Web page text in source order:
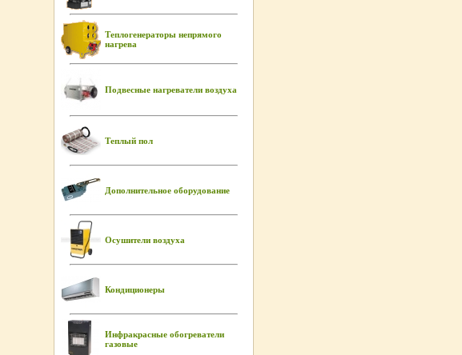
Теплогенераторы непрямого
нагрева
Подвесные нагреватели воздуха
Теплый пол
Дополнительное оборудование
Осушители воздуха
Кондиционеры
Инфракрасные обогреватели
газовые